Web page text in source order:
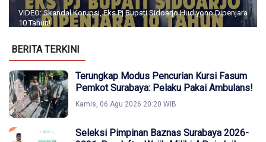
VIDEO: Skandal Korupsi, Eks Pj Bupati Sidoarjo Hudiyono Dipenjara
10 Tahun!
BERITA TERKINI
Terungkap Modus Pencurian Kursi Fasum
Pemkot Surabaya: Pelaku Pakai Ambulans!
Kamis, 06 Agu 2026 20:20 WIB
Seleksi Pimpinan Baznas Surabaya 2026-